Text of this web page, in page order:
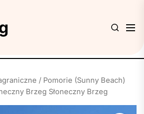
/ Pomorie (Sunny Beach)
Brzeg Słoneczny Brzeg